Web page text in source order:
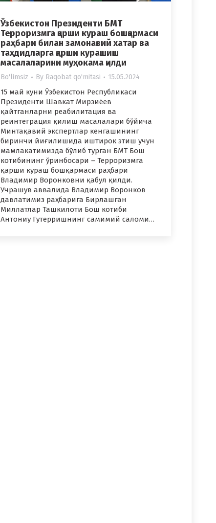
Ўзбекистон Президенти БМТ
Терроризмга қарши кураш бошқармаси
раҳбари билан замонавий хатар ва
таҳдидларга қарши курашиш
масалаларини муҳокама қилди
Bo'limsiz By Raqobat qo'mitasi 15.05.2024
15 май куни Ўзбекистон Республикаси
Президенти Шавкат Мирзиёев
қайтганларни реабилитация ва
реинтеграция қилиш масалалари бўйича
Минтақавий экспертлар кенгашининг
биринчи йиғилишида иштирок этиш учун
мамлакатимизда бўлиб турган БМТ Бош
котибининг ўринбосари – Терроризмга
қарши кураш бошқармаси раҳбари
Владимир Воронковни қабул қилди.
Учрашув аввалида Владимир Воронков
давлатимиз раҳбарига Бирлашган
Миллатлар Ташкилоти Бош котиби
Антониу Гутерришнинг самимий саломи…